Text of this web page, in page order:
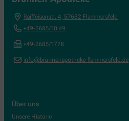
Raiffeisenstr. 4, 57632 Flammersfeld
+49-2685/10 49
+49-2685/1778
info@brunnenapotheke-flammersfeld.de
Über uns
Unsere Historie